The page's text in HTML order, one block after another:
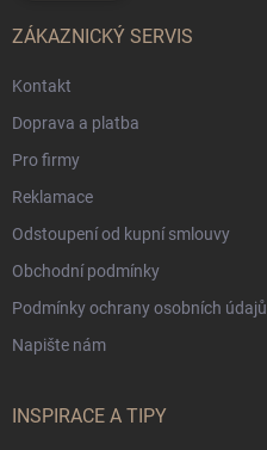
ZÁKAZNICKÝ SERVIS
Kontakt
Doprava a platba
Pro firmy
Reklamace
Odstoupení od kupní smlouvy
Obchodní podmínky
Podmínky ochrany osobních údajů
Napište nám
INSPIRACE A TIPY